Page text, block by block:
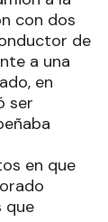
con dos
de
a una
en
ser
en que
que